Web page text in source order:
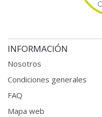
INFORMACIÓN
Nosotros
Condiciones generales
FAQ
Mapa web